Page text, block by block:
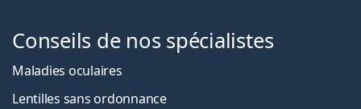
Conseils de nos spécialistes
Maladies oculaires
Lentilles sans ordonnance